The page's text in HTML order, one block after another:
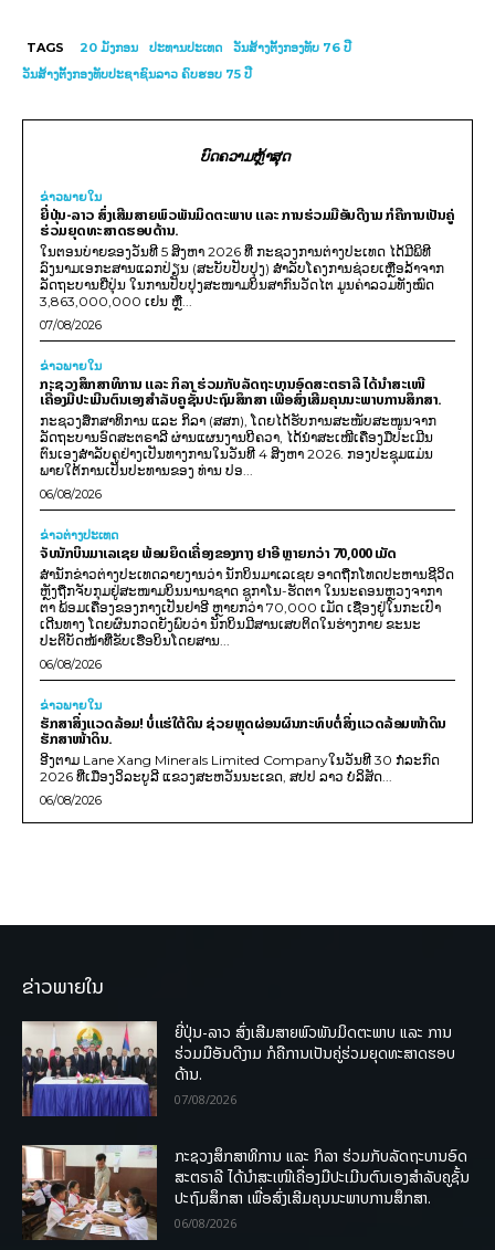
TAGS 20 ມັງ​ກອນ ປະທານປະເທດ​
ວັນສ້າງຕັ້ງກອງທັບ 76 ປີ
ວັນສ້າງຕັ້ງກອງທັບປະຊາຊົນລາວ ຄົບຮອບ 75 ປີ
ບົດຄວາມຫຼ້າສຸດ
ຂ່າວພາຍ​ໃນ
ຍີ່ປຸ່ນ-ລາວ ສົ່ງເສີມສາຍພົວພັນມິດຕະພາບ ແລະ ການຮ່ວມມືອັນດີງາມ ກໍຄືການເປັນຄູ່
ຮ່ວມຍຸດທະສາດຮອບດ້ານ.
ໃນຕອນບ່າຍຂອງວັນທີ 5 ສິງຫາ 2026 ທີ່ ກະຊວງການຕ່າງປະເທດ ໄດ້ມີພິທີ
ລົງນາມເອກະສານແລກປ່ຽນ (ສະບັບປັບປຸງ) ສໍາລັບໂຄງການຊ່ວຍເຫຼືອລ້າຈາກ
ລັດຖະບານຍີ່ປຸ່ນ ໃນການປັບປຸງສະໜາມບິນສາກົນວັດໄຕ ມູນຄ່າລວມທັງໝົດ
3,863,000,000 ເຢນ ຫຼື...
07/08/2026
ຂ່າວພາຍ​ໃນ
ກະຊວງສຶກສາທິການ ແລະ ກິລາ ຮ່ວມກັບລັດຖະບານອົດສະຕຣາລີ ໄດ້ນຳສະເໜີ
ເຄື່ອງມືປະເມີນຕົນເອງສຳລັບຄູຊັ້ນປະຖົມສຶກສາ ເພື່ອສົ່ງເສີມຄຸນນະພາບການສຶກສາ.
ກະຊວງສຶກສາທິການ ແລະ ກິລາ (ສສກ), ໂດຍໄດ້ຮັບການສະໜັບສະໜູນຈາກ
ລັດຖະບານອົດສະຕຣາລີ ຜ່ານແຜນງານບີຄວາ, ໄດ້ນຳສະເໜີເຄື່ອງມືປະເມີນ
ຕົນເອງສຳລັບຄູຢ່າງເປັນທາງການໃນວັນທີ 4 ສິງຫາ 2026. ກອງປະຊຸມແມ່ນ
ພາຍໃຕ້ການເປັນປະທານຂອງ ທ່ານ ປອ...
06/08/2026
ຂ່າວຕ່າງປະເທດ
ຈັບນັກບິນມາເລເຊຍ ພ້ອມຍຶດເຄື່ອງຂອງກາງ ຢາອີ ຫຼາຍກວ່າ 70,000 ເມັດ
ສຳນັກຂ່າວຕ່າງປະເທດລາຍງານວ່າ ນັກບິນມາເລເຊຍ ອາດຖືກໂທດປະຫານຊີວິດ
ຫຼັງຖືກຈັບກຸມຢູ່ສະໜາມບິນນານາຊາດ ຊູກາໂນ-ຮັດຕາ ໃນນະຄອນຫຼວງຈາກາ
ຕາ ພ້ອມເຄື່ອງຂອງກາງເປັນຢາອີ ຫຼາຍກວ່າ 70,000 ເມັດ ເຊື່ອງຢູ່ໃນກະເປົາ
ເດີນທາງ ໂດຍຜົນກວດຍັງພົບວ່າ ນັກບິນມີສານເສບຕິດໃນຮ່າງກາຍ ຂະນະ
ປະຕິບັດໜ້າທີ່ຂັບເຮືອບິນໂດຍສານ...
06/08/2026
ຂ່າວພາຍ​ໃນ
ຮັກສາສິ່ງແວດລ້ອມ! ບໍ່ແຮ່ໃຕ້ດິນ ຊ່ວຍຫຼຸດຜ່ອນຜົນກະທົບຕໍ່ສິ່ງແວດລ້ອມໜ້າດິນ
ຮັກສາໜ້າດິນ.
ອີງຕາມ Lane Xang Minerals Limited Companyໃນວັນທີ 30 ກໍລະກົດ
2026 ທີ່ເມືອງວິລະບູລີ ແຂວງສະຫວັນນະເຂດ, ສປປ ລາວ ບໍລິສັດ...
06/08/2026
ຂ່າວພາຍໃນ
ຍີ່ປຸ່ນ-ລາວ ສົ່ງເສີມສາຍພົວພັນມິດຕະພາບ ແລະ ການ
ຮ່ວມມືອັນດີງາມ ກໍຄືການເປັນຄູ່ຮ່ວມຍຸດທະສາດຮອບ
ດ້ານ.
07/08/2026
ກະຊວງສຶກສາທິການ ແລະ ກິລາ ຮ່ວມກັບລັດຖະບານອົດ
ສະຕຣາລີ ໄດ້ນຳສະເໜີເຄື່ອງມືປະເມີນຕົນເອງສຳລັບຄູຊັ້ນ
ປະຖົມສຶກສາ ເພື່ອສົ່ງເສີມຄຸນນະພາບການສຶກສາ.
06/08/2026